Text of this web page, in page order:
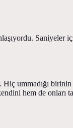
Saniyeler
ummadığı birinin
hem de onları